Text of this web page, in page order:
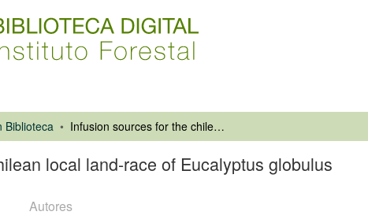
Biblioteca Infusion sources for the chilean local land-race of Eucalyptus globulus
local land-race of Eucalyptus globulus
Autores